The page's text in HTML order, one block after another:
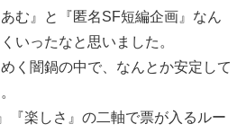
む』と『匿名SF短編企画』なん
いったなと思いました。
く闇鍋の中で、なんとか安定して
『楽しさ』の二軸で票が入るルー